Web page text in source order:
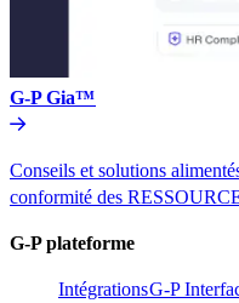
G-P Gia™​​
Conseils et solutions
conformité des
G-P plateforme​​
Intégrations​​G-P